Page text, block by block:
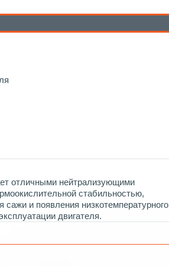
отличными нейтрализующими
стабильностью,
сажи и появления низкотемпературного
двигателя.